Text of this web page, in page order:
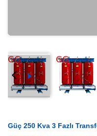
Güç 250 Kva 3 Fazlı